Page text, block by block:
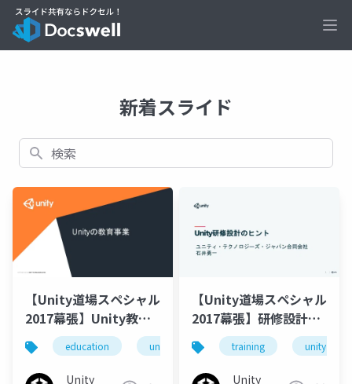
新着スライド
検索
【Unity道場スペシャル
2017幕張】Unity教育
への取り組み
education unity 教育 unity3d
Unity
【Unity道場スペシャル
2017幕張】研修設計の
ヒントtraining unity
Unity